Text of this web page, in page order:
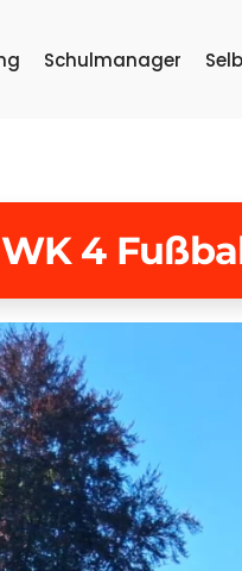
Schulmanager
4